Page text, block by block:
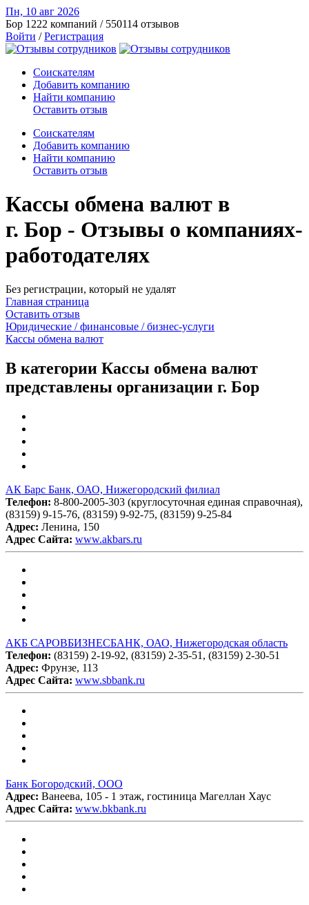
Пн, 10 авг 2026
Бор 1222 компаний / 550114 отзывов
Войти /Регистрация
Соискателям
Добавить компанию
Найти компанию
Оставить отзыв
Соискателям
Добавить компанию
Найти компанию
Оставить отзыв
Кассы обмена валют в
г. Бор - Отзывы о компаниях-
работодателях
Без регистрации, который не удалят
Главная страница
Оставить отзыв
Юридические / финансовые / бизнес-услуги
Кассы обмена валют
В категории Кассы обмена валют
представлены организации г. Бор
АК Барс Банк, ОАО, Нижегородский филиал
Телефон: 8-800-2005-303 (круглосуточная единая справочная),
(83159) 9-15-76, (83159) 9-92-75, (83159) 9-25-84
Адрес: Ленина, 150
Адрес Сайта: www.akbars.ru
АКБ САРОВБИЗНЕСБАНК, ОАО, Нижегородская область
Телефон: (83159) 2-19-92, (83159) 2-35-51, (83159) 2-30-51
Адрес: Фрунзе, 113
Адрес Сайта: www.sbbank.ru
Банк Богородский, ООО
Адрес: Ванеева, 105 - 1 этаж, гостиница Магеллан Хаус
Адрес Сайта: www.bkbank.ru